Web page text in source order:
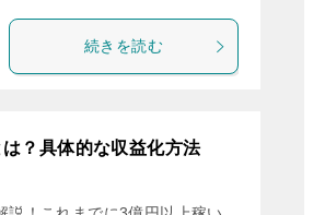
続きを読む
？具体的な収益化方法